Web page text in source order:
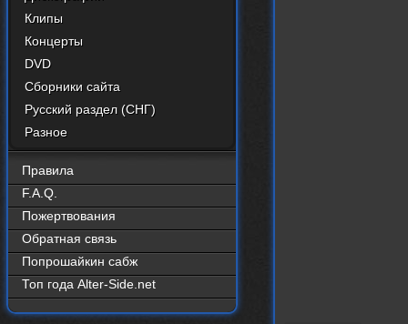
Клипы
Концерты
DVD
Сборники сайта
Русский раздел (СНГ)
Разное
Правила
F.A.Q.
Пожертвования
Обратная связь
Попрошайкин сабж
Топ года Alter-Side.net